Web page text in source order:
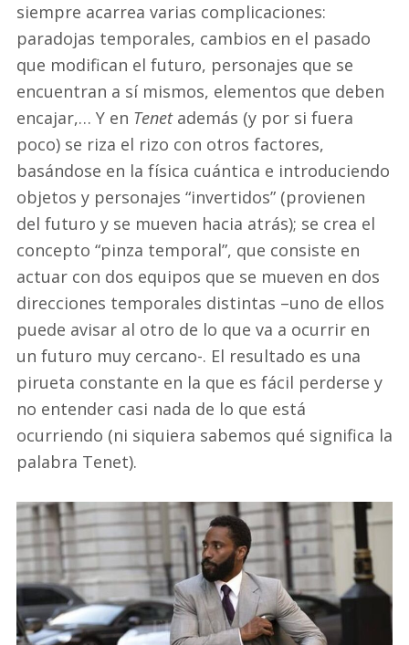
siempre acarrea varias complicaciones:
paradojas temporales, cambios en el pasado
que modifican el futuro, personajes que se
encuentran a sí mismos, elementos que deben
encajar,… Y en Tenetademás (y por si fuera
poco) se riza el rizo con otros factores,
basándose en la física cuántica e introduciendo
objetos y personajes “invertidos” (provienen
del futuro y se mueven hacia atrás); se crea el
concepto “pinza temporal”, que consiste en
actuar con dos equipos que se mueven en dos
direcciones temporales distintas –uno de ellos
puede avisar al otro de lo que va a ocurrir en
un futuro muy cercano-. El resultado es una
pirueta constante en la que es fácil perderse y
no entender casi nada de lo que está
ocurriendo (ni siquiera sabemos qué significa la
palabra Tenet).